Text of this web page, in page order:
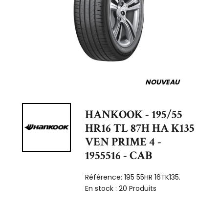
NOUVEAU
HANKOOK - 195/55
HR16 TL 87H HA K135
VEN PRIME 4 -
1955516 - CAB
Référence:195 55HR 16TK135.
En stock :20 Produits